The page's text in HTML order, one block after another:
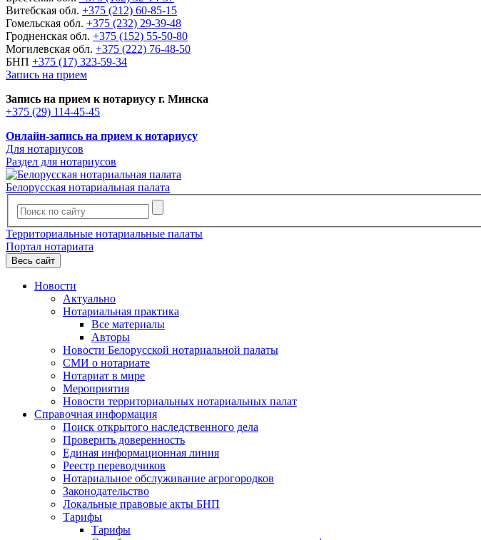
Витебская обл. +375 (212) 60-85-15
Гомельская обл. +375 (232) 29-39-48
Гродненская обл. +375 (152) 55-50-80
Могилевская обл. +375 (222) 76-48-50
БНП +375 (17) 323-59-34
Запись на прием
Запись на прием к нотариусу г. Минска
+375 (29) 114-45-45
Онлайн-запись на прием к нотариусу
Для нотариусов
Раздел для нотариусов
Белорусская нотариальная палата
Территориальные нотариальные палаты
Портал нотариата
Весь сайт
Новости
Актуально
Нотариальная практика
Все материалы
Авторы
Новости Белорусской нотариальной палаты
СМИ о нотариате
Нотариат в мире
Мероприятия
Новости территориальных нотариальных палат
Справочная информация
Поиск открытого наследственного дела
Проверить доверенность
Единая информационная линия
Реестр переводчиков
Нотариальное обслуживание агрогородков
Законодательство
Локальные правовые акты БНП
Тарифы
Тарифы